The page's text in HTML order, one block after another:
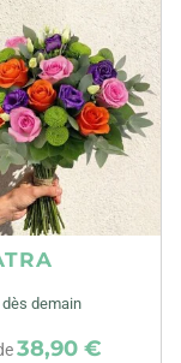
demain
38,90 €